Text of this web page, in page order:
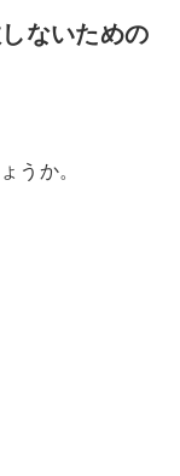
ないための
うか。